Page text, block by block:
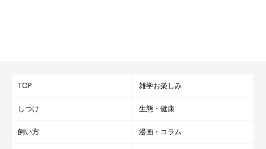
TOP 雑学お楽しみ
しつけ 生態・健康
飼い方 漫画・コラム